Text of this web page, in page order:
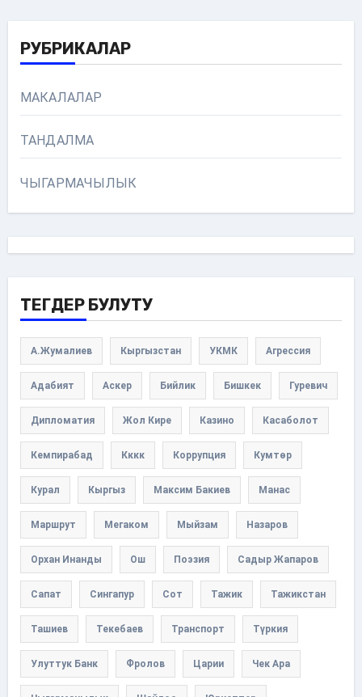
РУБРИКАЛАР
МАКАЛАЛАР
ТАНДАЛМА
ЧЫГАРМАЧЫЛЫК
ТЕГДЕР БУЛУТУ
А.Жумалиев Кыргызстан УКМК Агрессия
Адабият Аскер Бийлик Бишкек Гуревич
Дипломатия Жол Кире Казино Касаболот
Кемпирабад Кккк Коррупция Кумтөр
Курал Кыргыз Максим Бакиев Манас
Маршрут Мегаком Мыйзам Назаров
Орхан Инанды Ош Поэзия Садыр Жапаров
Сапат Сингапур Сот Тажик Тажикстан
Ташиев Текебаев Транспорт Түркия
Улуттук Банк Фролов Царии Чек Ара